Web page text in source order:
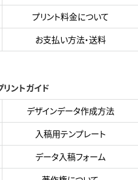
プリント料金について
お支払い方法・送料
ントガイド
デザインデータ作成方法
入稿用テンプレート
データ入稿フォーム